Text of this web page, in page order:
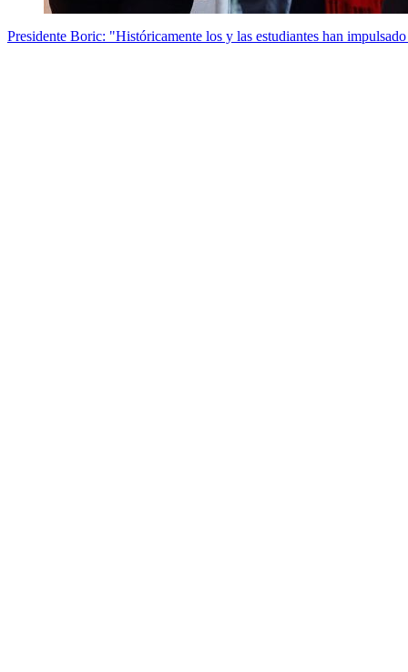
Presidente Boric: "Históricamente los y las estudiantes han